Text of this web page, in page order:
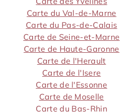
Carte du Val-de-Marne
Carte du Pas-de-Calais
Carte de Seine-et-Marne
Carte de Haute-Garonne
Carte de l'Herault
Carte de l'Isere
Carte de l'Essonne
Carte de Moselle
Carte du Bas-Rhin